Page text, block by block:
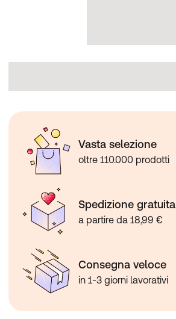
Vasta selezione
oltre 110.000 prodotti
Spedizione gratuita
a partire da 18,99 €
Consegna veloce
in 1-3 giorni lavorativi